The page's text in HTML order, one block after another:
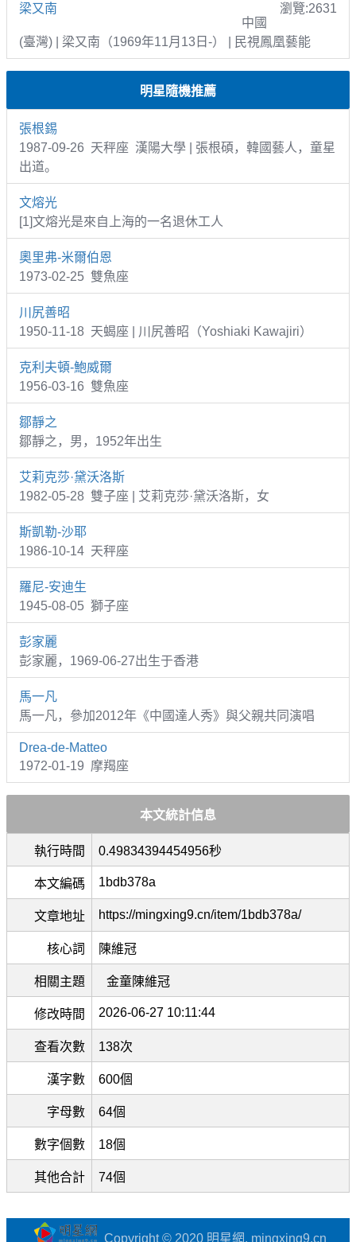
梁又南
瀏覽:2631
中國
(臺灣) | 梁又南（1969年11月13日-） | 民視鳳凰藝能
明星隨機推薦
張根錫
1987-09-26 天秤座 漢陽大學 | 張根碩，韓國藝人，童星
出道。
文熔光
[1]文熔光是來自上海的一名退休工人
奧里弗-米爾伯恩
1973-02-25 雙魚座
川尻善昭
1950-11-18 天蝎座 | 川尻善昭（Yoshiaki Kawajiri）
克利夫頓-鮑威爾
1956-03-16 雙魚座
鄒靜之
鄒靜之，男，1952年出生
艾莉克莎·黛沃洛斯
1982-05-28 雙子座 | 艾莉克莎·黛沃洛斯，女
斯凱勒-沙耶
1986-10-14 天秤座
羅尼-安迪生
1945-08-05 獅子座
彭家麗
彭家麗，1969-06-27出生于香港
馬一凡
馬一凡，參加2012年《中國達人秀》與父親共同演唱
Drea-de-Matteo
1972-01-19 摩羯座
本文統計信息
執行時間 0.49834394454956秒
本文編碼 1bdb378a
文章地址 https://mingxing9.cn/item/1bdb378a/
核心詞 陳維冠
相關主題 金童陳維冠
修改時間 2026-06-27 10:11:44
查看次數 138次
漢字數 600個
字母數 64個
數字個數 18個
其他合計 74個
Copyright © 2020 明星網. mingxing9.cn